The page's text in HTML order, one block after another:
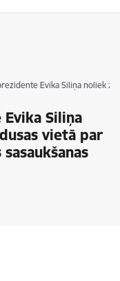
Evika Siliņa noliek
Siliņa
vietā par